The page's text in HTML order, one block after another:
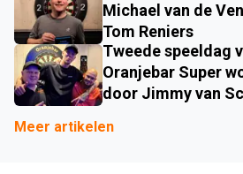
Michael van de
Tom Reniers
Tweede speeldag
Oranjebar Super
door Jimmy van
Meer artikelen